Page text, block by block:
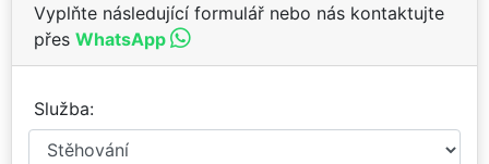
Vyplňte následující formulář nebo nás kontaktujte
přes WhatsApp
Služba